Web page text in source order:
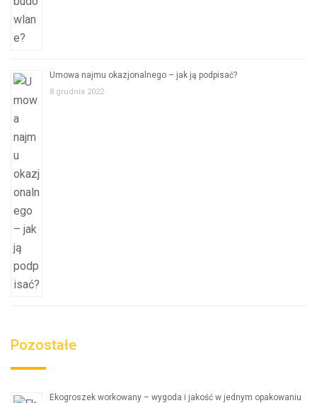
Umowa najmu okazjonalnego – jak ją podpisać?
8 grudnia 2022
Pozostałe
Ekogroszek workowany – wygoda i jakość w jednym opakowaniu